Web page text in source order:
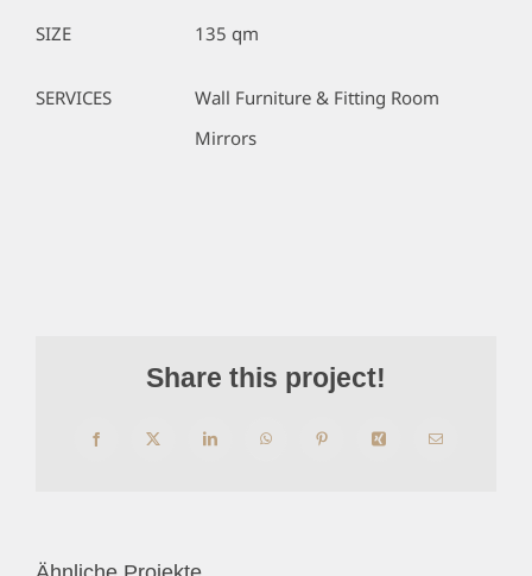
SIZE
SERVICES
135 qm
Wall Furniture & Fitting Room
Mirrors
Share this project!
FacebookX LinkedIn WhatsAppPinterest Xing
E-